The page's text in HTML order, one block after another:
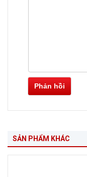
Phản hồi
SẢN PHẨM KHÁC